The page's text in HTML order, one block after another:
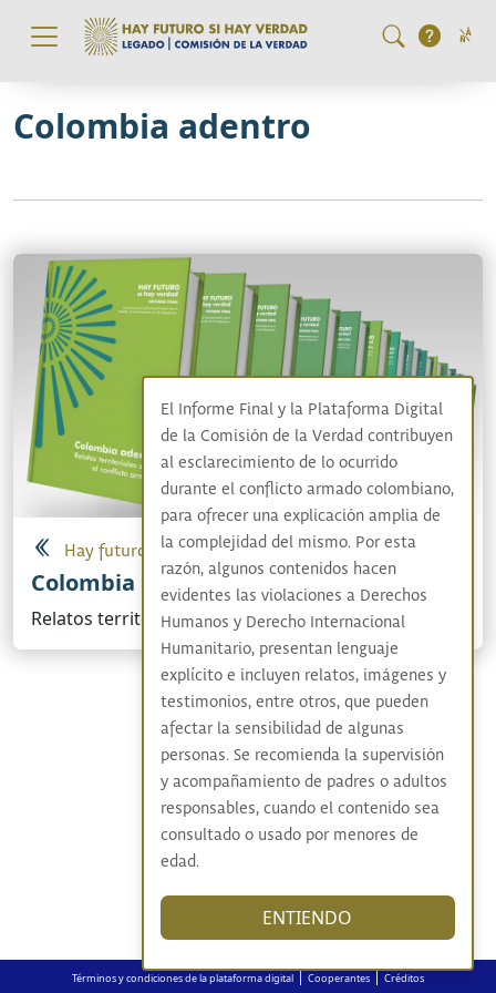
Pasar al contenido principal
Colombia adentro
Hay futuro si hay verdad
Colombia adentro
Relatos territoriales sobre el conflicto armado
Términos y condiciones de la plataforma digital|Cooperantes|Créditos
El Informe Final y la Plataforma Digital
de la Comisión de la Verdad contribuyen
al esclarecimiento de lo ocurrido
durante el conflicto armado colombiano,
para ofrecer una explicación amplia de
la complejidad del mismo. Por esta
razón, algunos contenidos hacen
evidentes las violaciones a Derechos
Humanos y Derecho Internacional
Humanitario, presentan lenguaje
explícito e incluyen relatos, imágenes y
testimonios, entre otros, que pueden
afectar la sensibilidad de algunas
personas. Se recomienda la supervisión
y acompañamiento de padres o adultos
responsables, cuando el contenido sea
consultado o usado por menores de
edad.
ENTIENDO